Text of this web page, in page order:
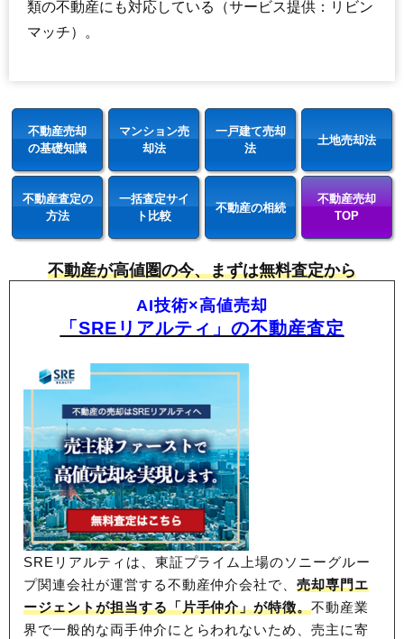
類の不動産にも対応している（サービス提供：リビン
マッチ）。
不動産売却
の基礎知識
マンション売
却法
一戸建て売却
法
土地売却法
不動産査定の
方法
一括査定サイ
ト比較
不動産の相続
不動産売却
TOP
不動産が高値圏の今、まずは無料査定から
AI技術×高値売却
「SREリアルティ」の不動産査定
SREリアルティは、東証プライム上場のソニーグルー
プ関連会社が運営する不動産仲介会社で、売却専門エ
ージェントが担当する「片手仲介」が特徴。不動産業
界で一般的な両手仲介にとらわれないため、売主に寄